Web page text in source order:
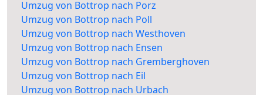
Umzug von Bottrop nach Porz
Umzug von Bottrop nach Poll
Umzug von Bottrop nach Westhoven
Umzug von Bottrop nach Ensen
Umzug von Bottrop nach Gremberghoven
Umzug von Bottrop nach Eil
Umzug von Bottrop nach Urbach